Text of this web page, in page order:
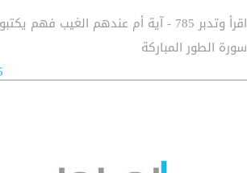
اقرأ وتدبر 785 - آية أم عندهم الغيب فهم
سورة الطور المباركة